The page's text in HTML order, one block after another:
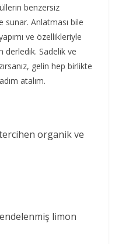
benzersiz
sunar. Anlatması bile
ve özellikleriyle
derledik. Sadelik ve
gelin hep birlikte
atalım.
organik ve
limon